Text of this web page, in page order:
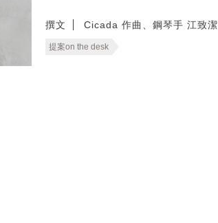
撰文 Cicada 作曲、鋼琴手 江致潔
提案on the desk